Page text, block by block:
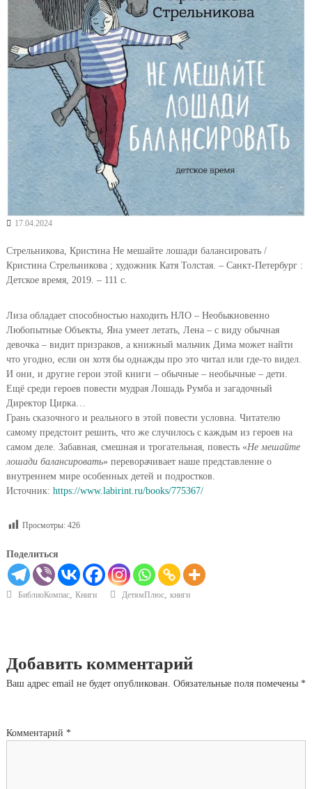
17.04.2024
Стрельникова, Кристина Не мешайте лошади балансировать /
Кристина Стрельникова ; художник Катя Толстая. – Санкт-Петербург :
Детское время, 2019. – 111 с.
Лиза обладает способностью находить НЛО – Необыкновенно
Любопытные Объекты, Яна умеет летать, Лена – с виду обычная
девочка – видит призраков, а книжный мальчик Дима может найти
что угодно, если он хотя бы однажды про это читал или где-то видел.
И они, и другие герои этой книги – обычные – необычные – дети.
Ещё среди героев повести мудрая Лошадь Румба и загадочный
Директор Цирка…
Грань сказочного и реального в этой повести условна. Читателю
самому предстоит решить, что же случилось с каждым из героев на
самом деле. Забавная, смешная и трогательная, повесть «Не мешайте
лошади балансировать» переворачивает наше представление о
внутреннем мире особенных детей и подростков.
Источник: https://www.labirint.ru/books/775367/
Просмотры: 426
Поделиться
БиблиоКомпас, Книги ДетямПлюс, книги
Добавить комментарий
Ваш адрес email не будет опубликован. Обязательные поля помечены *
Комментарий *